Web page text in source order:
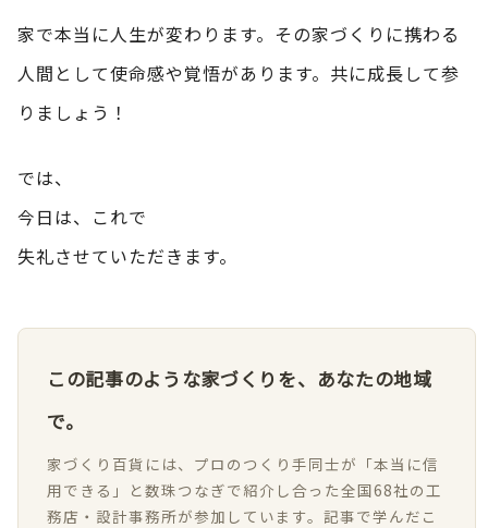
家で本当に人生が変わります。その家づくりに携わる
人間として使命感や覚悟があります。共に成長して参
りましょう！
では、
今日は、これで
失礼させていただきます。
この記事のような家づくりを、あなたの地域
で。
家づくり百貨には、プロのつくり手同士が「本当に信
用できる」と数珠つなぎで紹介し合った全国68社の工
務店・設計事務所が参加しています。記事で学んだこ